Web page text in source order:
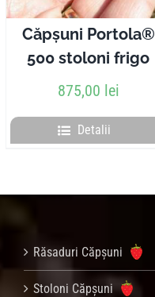
Căpșuni Portola®
500 stoloni frigo
875,00 lei
Detalii
Răsaduri Căpșuni
Stoloni Căpșuni